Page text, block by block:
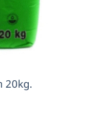
20kg.